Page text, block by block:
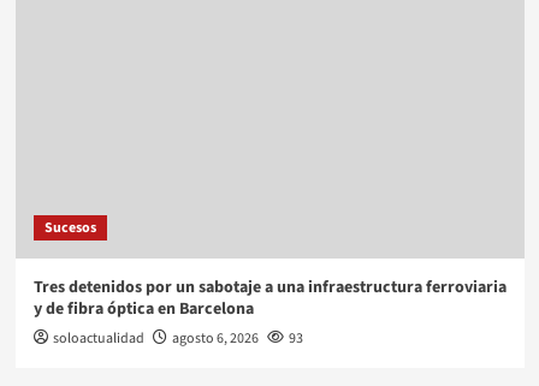
Sucesos
Tres detenidos por un sabotaje a una infraestructura ferroviaria
y de fibra óptica en Barcelona
soloactualidad agosto 6, 2026 93